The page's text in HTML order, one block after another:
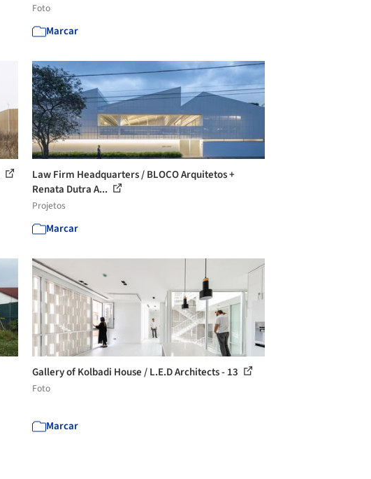
Foto
Marcar
Law Firm Headquarters / BLOCO Arquitetos +
Renata Dutra A...
Projetos
Marcar
Gallery of Kolbadi House / L.E.D Architects - 13
Foto
Marcar